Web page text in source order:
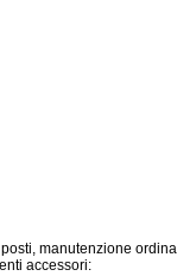
manutenzione
accessori: